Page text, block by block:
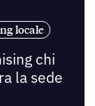
locale
chi
la sede